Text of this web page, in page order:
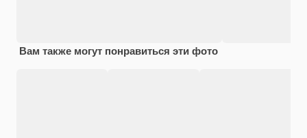
Вам также могут понравиться эти фото